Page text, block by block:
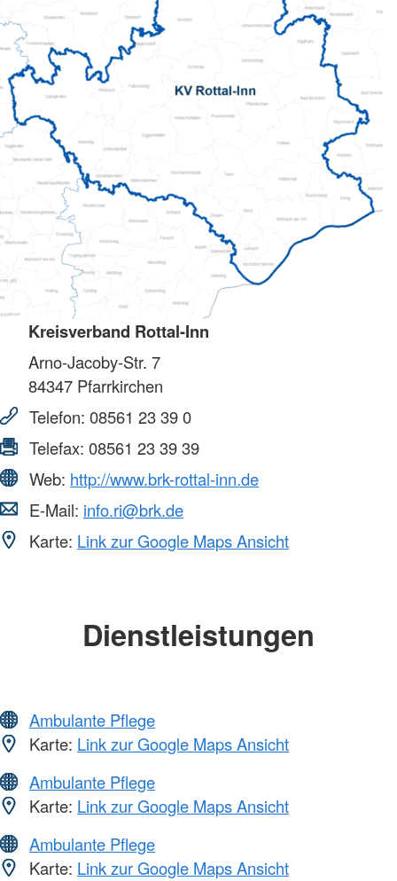
Kreisverband Rottal-Inn
Arno-Jacoby-Str. 7
84347 Pfarrkirchen
Telefon: 08561 23 39 0
Telefax: 08561 23 39 39
Web: http://www.brk-rottal-inn.de
E-Mail: info.ri@brk.de
Karte: Link zur Google Maps Ansicht
Dienstleistungen
Ambulante Pflege
Karte: Link zur Google Maps Ansicht
Ambulante Pflege
Karte: Link zur Google Maps Ansicht
Ambulante Pflege
Karte: Link zur Google Maps Ansicht